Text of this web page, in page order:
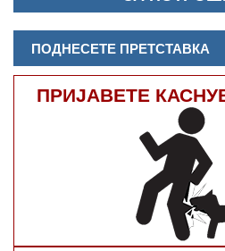
ПОДНЕСЕТЕ ПРЕТСТАВКА
ПРИЈАВЕТЕ